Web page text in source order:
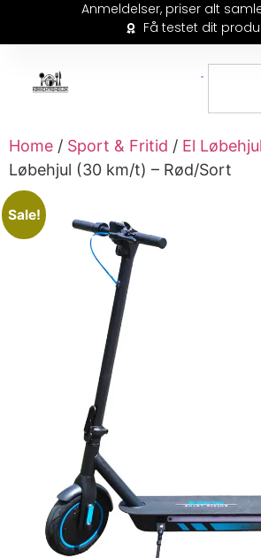
Anmeldelser, priser alt
Få testet dit
Home / Sport & Fritid / El Løbehjul
Løbehjul (30 km/t) – Rød/Sort
Sale!